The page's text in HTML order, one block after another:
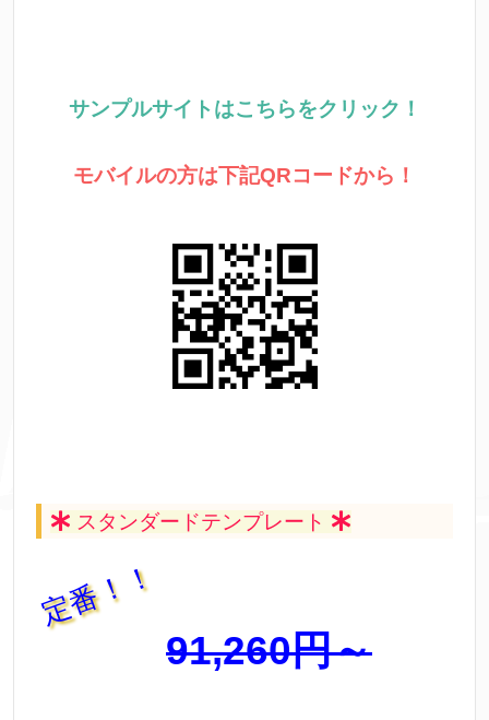
サンプルサイトはこちらをクリック！
モバイルの方は下記QRコードから！
スタンダードテンプレート
定番！！
91,260円～